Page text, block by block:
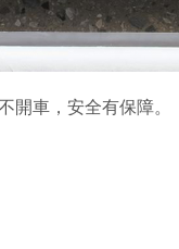
車，安全有保障。